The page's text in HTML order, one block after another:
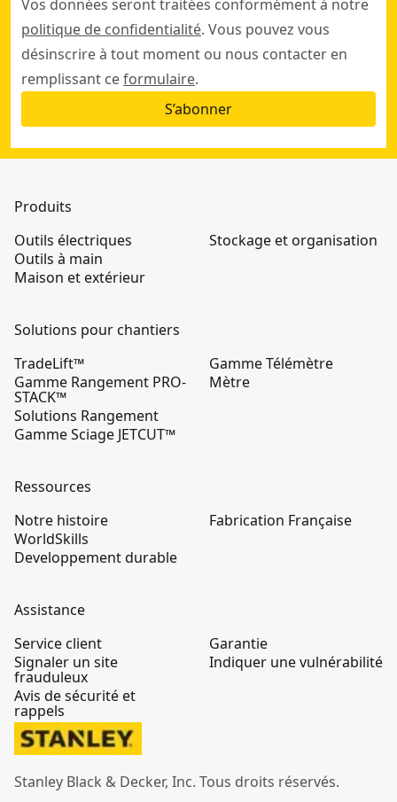
Vos données seront traitées conformément à notre
politique de confidentialité. Vous pouvez vous
désinscrire à tout moment ou nous contacter en
remplissant ceformulaire.
S’abonner
Produits
Outils électriques
Outils à main
Maison et extérieur
Stockage et organisation
Solutions pour chantiers
TradeLift™
Gamme Rangement PRO-
STACK™
Solutions Rangement
Gamme Sciage JETCUT™
Gamme Télémètre
Mètre
Ressources
Notre histoire
WorldSkills
Developpement durable
Fabrication Française
Assistance
Service client
Signaler un site
frauduleux
Avis de sécurité et
rappels
Garantie
Indiquer une vulnérabilité
Stanley Black & Decker, Inc. Tous droits réservés.